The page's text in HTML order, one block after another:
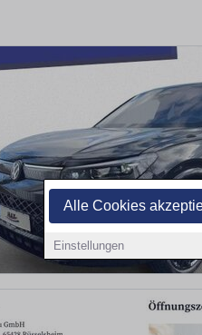
Alle Cookies
Einstellungen